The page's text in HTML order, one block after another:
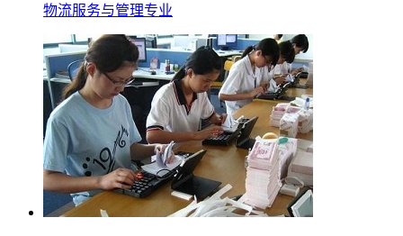
物流服务与管理专业